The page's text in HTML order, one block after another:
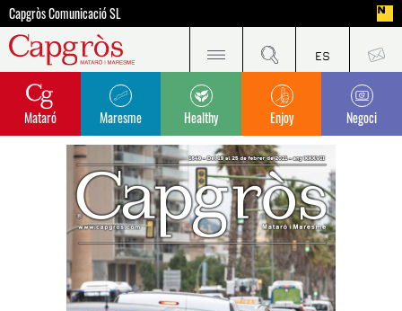
Capgròs Comunicació SL
Mataró Maresme Healthy Enjoy Negoci